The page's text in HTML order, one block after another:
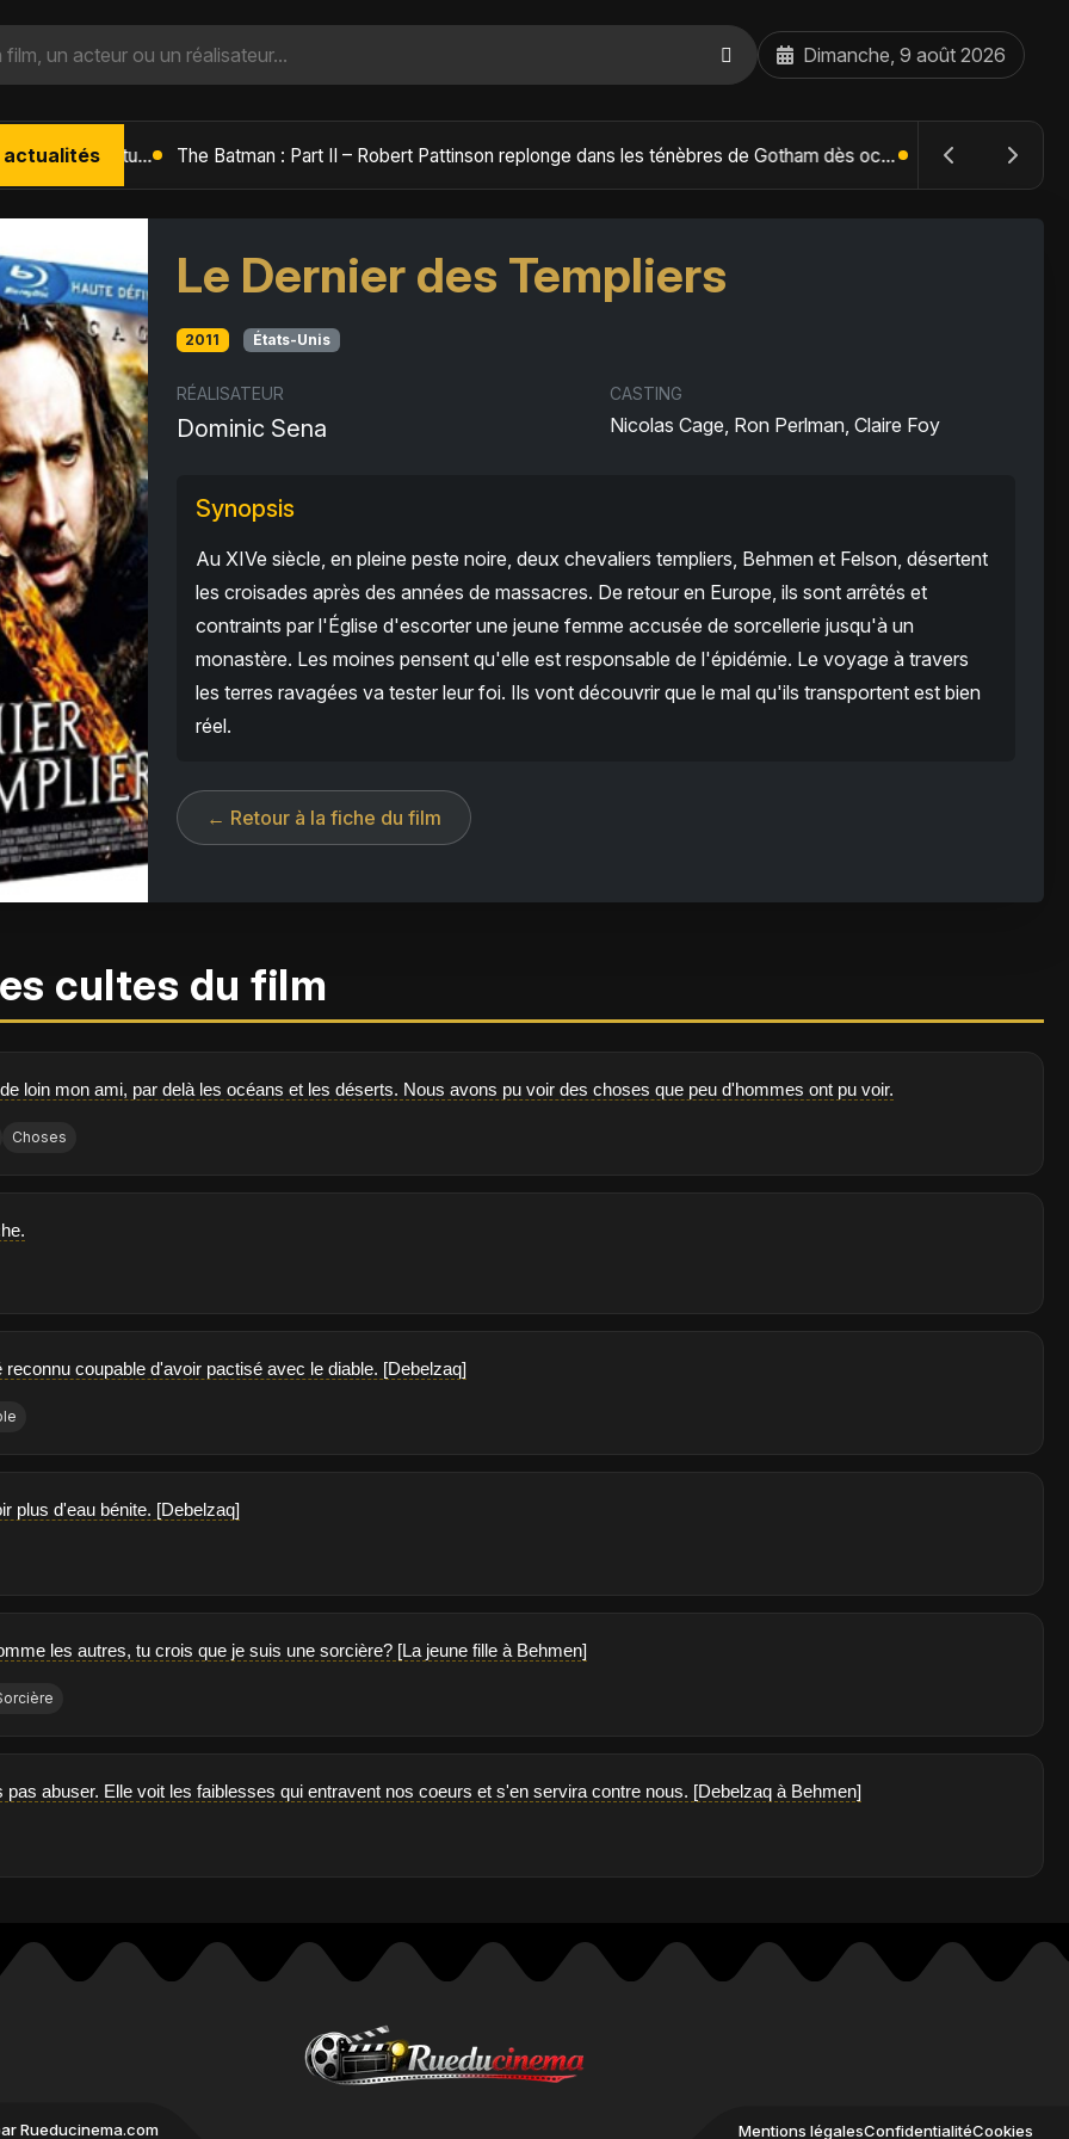
Dimanche, 9 août 2026
actualités L'Âge de Glace : Le Réveil du Volcan – Manny, Sid et Diego de retour pour une aventure explosive The Batman : Part II – Robert Pattinson replonge dans les ténèbres de Gotham dès octobre 2027
Le Dernier des Templiers
2011 États-Unis
RÉALISATEUR
Dominic Sena
CASTING
Nicolas Cage, Ron Perlman, Claire Foy
Synopsis
Au XIVe siècle, en pleine peste noire, deux chevaliers templiers, Behmen et Felson, désertent
les croisades après des années de massacres. De retour en Europe, ils sont arrêtés et
contraints par l'Église d'escorter une jeune femme accusée de sorcellerie jusqu'à un
monastère. Les moines pensent qu'elle est responsable de l'épidémie. Le voyage à travers
les terres ravagées va tester leur foi. Ils vont découvrir que le mal qu'ils transportent est bien
réel.
← Retour à la fiche du film
cultes du film
loin mon ami, par delà les océans et les déserts. Nous avons pu voir des choses que peu d'hommes ont pu voir.
Choses
reconnu coupable d'avoir pactisé avec le diable. [Debelzaq]
plus d'eau bénite. [Debelzaq]
les autres, tu crois que je suis une sorcière? [La jeune fille à Behmen]
pas abuser. Elle voit les faiblesses qui entravent nos coeurs et s'en servira contre nous. [Debelzaq à Behmen]
Rueducinema.com Mentions légalesConfidentialitéCookies